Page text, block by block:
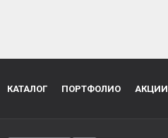
КАТАЛОГ ПОРТФОЛИО АКЦИИ